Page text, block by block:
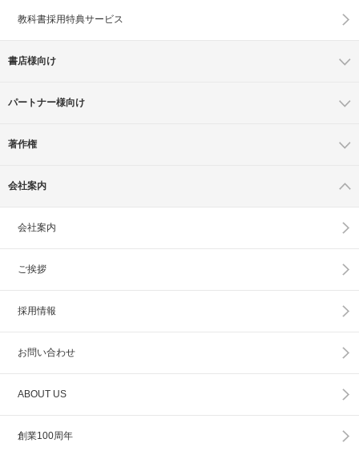
教科書採用特典サービス
書店様向け
パートナー様向け
著作権
会社案内
会社案内
ご挨拶
採用情報
お問い合わせ
ABOUT US
創業100周年